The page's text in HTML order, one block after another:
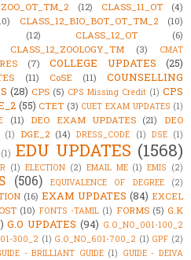
(12) CLASS_11_OT
(4)
CLASS_12_BIO_BOT_OT_TM_2
(10)
(12) CLASS_12_OT
(6)
CLASS_12_ZOOLOGY_TM (3)
CMAT
(7) COLLEGE UPDATES (25)
(11) CoSE (11)
COUNSELLING
(28) CPS (5) CPS Missing Credit (1) CPS
(55) CTET (3) CUET EXAM UPDATES (1)
(11) DEO EXAM UPDATES (21)
DEO
(1) DGE_2 (14) DRESS_CODE (1) DSE (1)
(1) EDU UPDATES (1568)
(1) ELECTION (2) EMAIL ME (1) EMIS (2)
(506) EQUIVALENCE OF DEGREE (2)
(16) EXAM UPDATES (84) EXCEL
(10) FONTS -TAMIL (1) FORMS (5) G.K
G.O UPDATES (94) G.O_NO_001-100_2
300_2 (1) G.O_NO_601-700_2 (1) GPF (2)
- BRILLIANT GUIDE (1) GUIDE - DEIVA